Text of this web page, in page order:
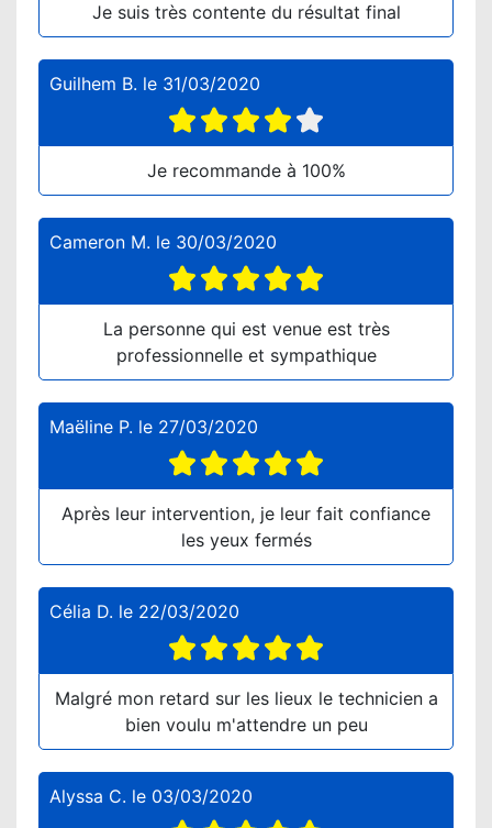
Je suis très contente du résultat final
Guilhem B. le 31/03/2020
Je recommande à 100%
Cameron M. le 30/03/2020
La personne qui est venue est très
professionnelle et sympathique
Maëline P. le 27/03/2020
Après leur intervention, je leur fait confiance
les yeux fermés
Célia D. le 22/03/2020
Malgré mon retard sur les lieux le technicien a
bien voulu m'attendre un peu
Alyssa C. le 03/03/2020